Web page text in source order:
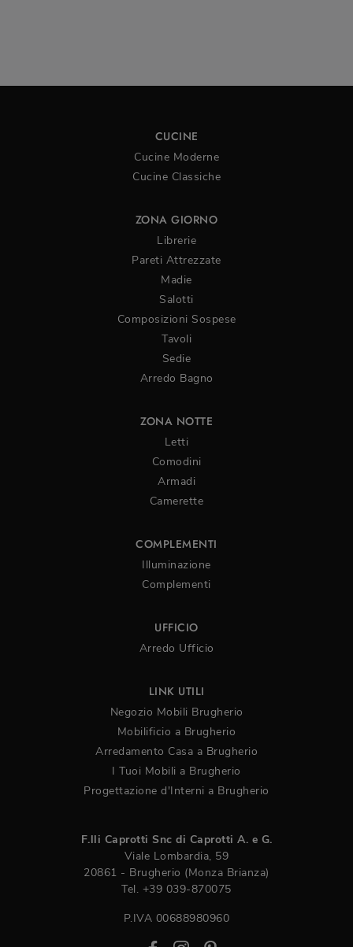
CUCINE
Cucine Moderne
Cucine Classiche
ZONA GIORNO
Librerie
Pareti Attrezzate
Madie
Salotti
Composizioni Sospese
Tavoli
Sedie
Arredo Bagno
ZONA NOTTE
Letti
Comodini
Armadi
Camerette
COMPLEMENTI
Illuminazione
Complementi
UFFICIO
Arredo Ufficio
LINK UTILI
Negozio Mobili Brugherio
Mobilificio a Brugherio
Arredamento Casa a Brugherio
I Tuoi Mobili a Brugherio
Progettazione d'Interni a Brugherio
F.lli Caprotti Snc di Caprotti A. e G.
Viale Lombardia, 59
20861 - Brugherio (Monza Brianza)
Tel. +39 039-870075
P.IVA 00688980960